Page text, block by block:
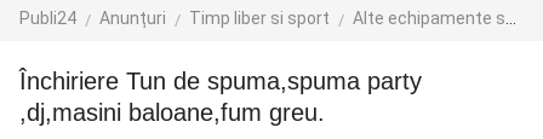
Publi24 Anunțuri Timp liber si sport Alte echipamente sportive
Închiriere Tun de spuma,spuma party
,dj,masini baloane,fum greu.